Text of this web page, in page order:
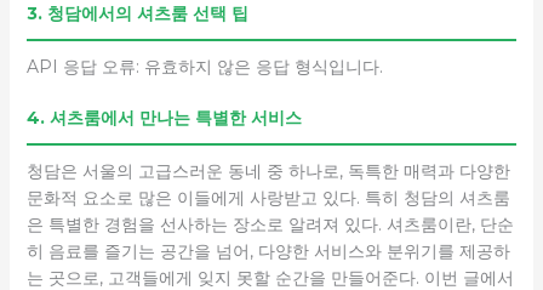
3. 청담에서의 셔츠룸 선택 팁
API 응답 오류: 유효하지 않은 응답 형식입니다.
4. 셔츠룸에서 만나는 특별한 서비스
청담은 서울의 고급스러운 동네 중 하나로, 독특한 매력과 다양한
문화적 요소로 많은 이들에게 사랑받고 있다. 특히 청담의 셔츠룸
은 특별한 경험을 선사하는 장소로 알려져 있다. 셔츠룸이란, 단순
히 음료를 즐기는 공간을 넘어, 다양한 서비스와 분위기를 제공하
는 곳으로, 고객들에게 잊지 못할 순간을 만들어준다. 이번 글에서